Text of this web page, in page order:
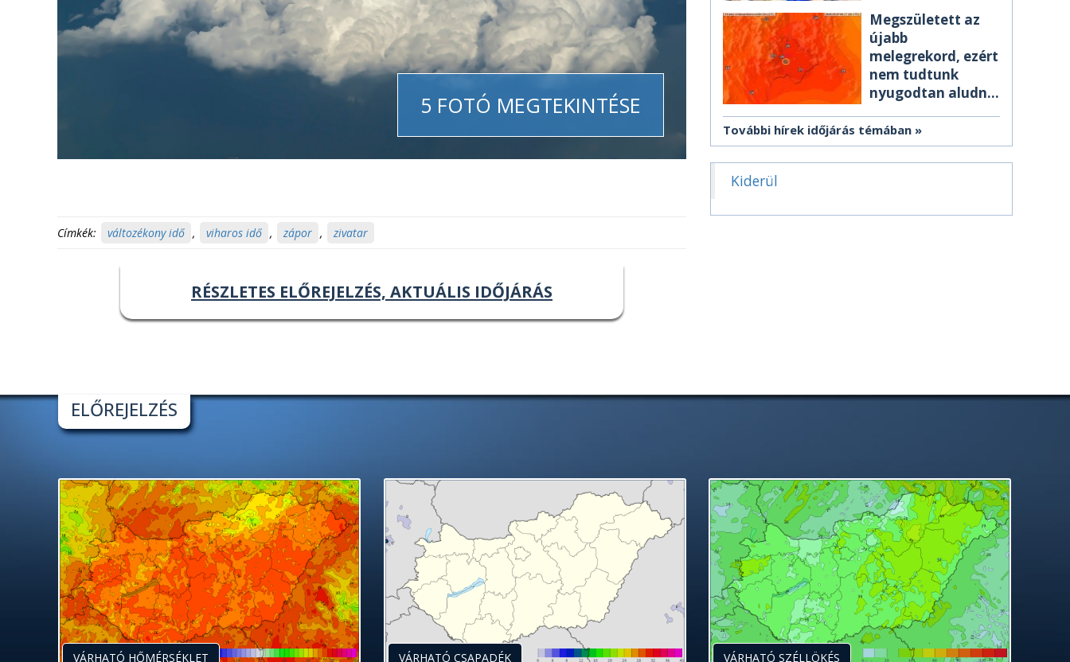
5 FOTÓ MEGTEKINTÉSE
Címkék: változékony idő , viharos idő , zápor , zivatar
RÉSZLETES ELŐREJELZÉS, AKTUÁLIS IDŐJÁRÁS
Megszületett az
újabb
melegrekord, ezért
nem tudtunk
nyugodtan aludni
További hírek időjárás témában
Kiderül
ELŐREJELZÉS
VÁRHATÓ HŐMÉRSÉKLET VÁRHATÓ CSAPADÉK VÁRHATÓ SZÉLLÖKÉS